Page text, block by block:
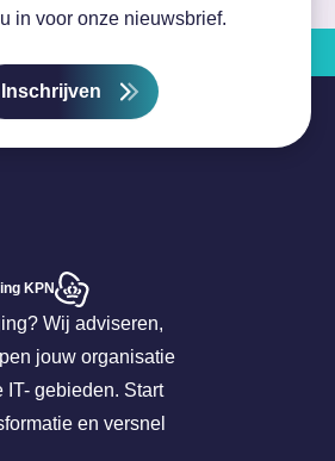
in voor onze nieuwsbrief.
Inschrijven
KPN
Wij adviseren,
jouw organisatie
IT- gebieden. Start
en versnel